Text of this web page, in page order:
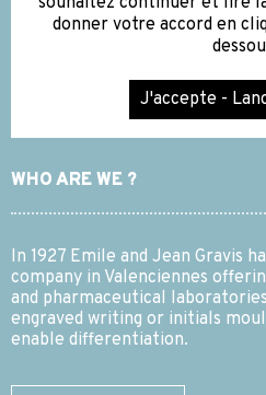
donner votre accord en
J'accepte -
WHO ARE WE ?
In 1927 Emile and Jean Gravis
company in Valenciennes
and pharmaceutical
engraved writing or initials
enable differentiation.